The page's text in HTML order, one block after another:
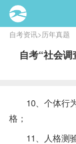
自考资讯>历年真题
自考“社会调
10、个体行为
格；
11、人格测验